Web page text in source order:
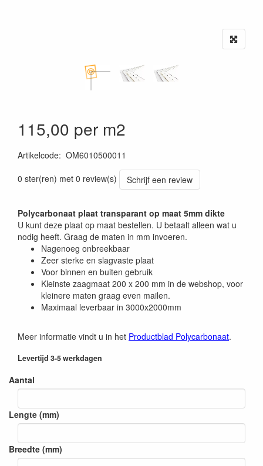
115,00 per m2
Artikelcode: OM6010500011
0 ster(ren) met 0 review(s)
Schrijf een review
Polycarbonaat plaat transparant op maat 5mm dikte
U kunt deze plaat op maat bestellen. U betaalt alleen wat u
nodig heeft. Graag de maten in mm invoeren.
Nagenoeg onbreekbaar
Zeer sterke en slagvaste plaat
Voor binnen en buiten gebruik
Kleinste zaagmaat 200 x 200 mm in de webshop, voor
kleinere maten graag even mailen.
Maximaal leverbaar in 3000x2000mm
Meer informatie vindt u in het Productblad Polycarbonaat.
Levertijd 3-5 werkdagen
Aantal
Lengte (mm)
Breedte (mm)